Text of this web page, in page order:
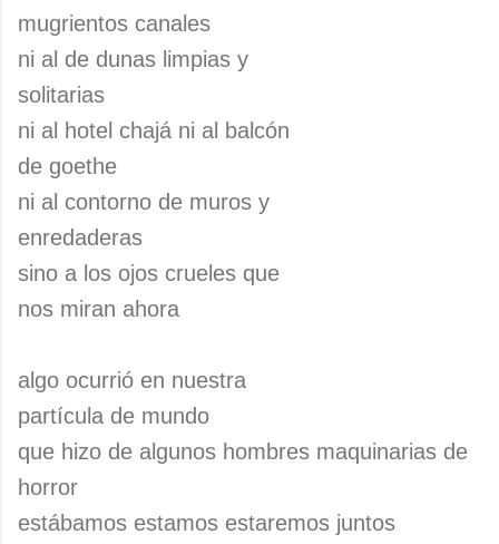
mugrientos canales
ni al de dunas limpias y
solitarias
ni al hotel chajá ni al balcón
de goethe
ni al contorno de muros y
enredaderas
sino a los ojos crueles que
nos miran ahora
algo ocurrió en nuestra
partícula de mundo
que hizo de algunos hombres maquinarias de
horror
estábamos estamos estaremos juntos